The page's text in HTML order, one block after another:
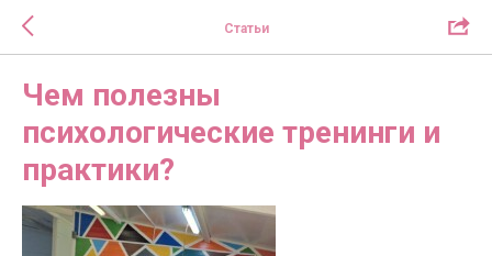
Статьи
Чем полезны
психологические тренинги и
практики?